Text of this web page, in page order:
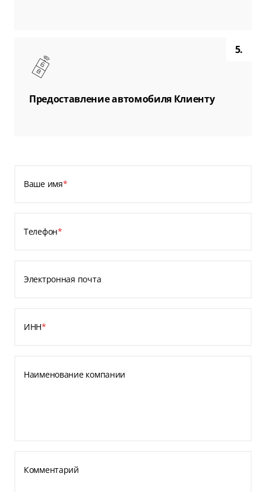
5.
Предоставление автомобиля Клиенту
Ваше имя*
Телефон*
Электронная почта
ИНН*
Наименование компании
Комментарий